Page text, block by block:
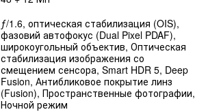
ƒ/1.6, оптическая стабилизация (OIS),
фазовий автофокус (Dual Pixel PDAF),
широкоугольный объектив, Оптическая
стабилизация изображения со
смещением сенсора, Smart HDR 5, Deep
Fusion, Антибликовое покрытие линз
(Fusion), Пространственные фотографии,
Ночной режим